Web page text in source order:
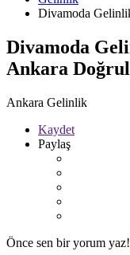
Divamoda
Divamoda
Ankara
Ankara Gelinlik
Kaydet
Paylaş
Önce sen bir yorum yaz!